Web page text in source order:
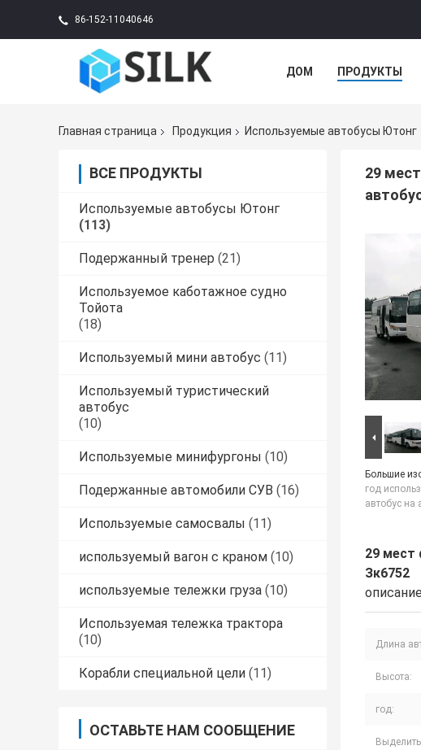
86-152-11040646
ДОМ ПРОДУКТЫ
Главная страница Продукция Используемые автобусы Ютонг
ВСЕ ПРОДУКТЫ
Используемые автобусы Ютонг
(113)
Подержанный тренер (21)
Используемое каботажное судно
Тойота
(18)
Используемый мини автобус (11)
Используемый туристический
автобус
(10)
Используемые минифургоны (10)
Подержанные автомобили СУВ (16)
Используемые самосвалы (11)
используемый вагон с краном (10)
используемые тележки груза (10)
Используемая тележка трактора
(10)
Корабли специальной цели (11)
ОСТАВЬТЕ НАМ СООБЩЕНИЕ
29
Большие
год
автобус на
29 мест
Зк6752
описание
Длина
Высота:
год: